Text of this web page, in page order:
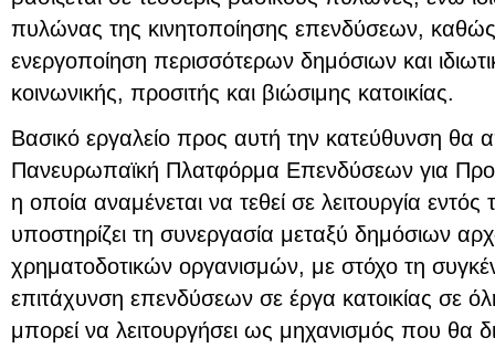
πυλώνας της κινητοποίησης επενδύσεων,
ενεργοποίηση περισσότερων δημόσιων και
κοινωνικής, προσιτής και βιώσιμης κατοικίας.
Βασικό εργαλείο προς αυτή την κατεύθυνση θα
Πανευρωπαϊκή Πλατφόρμα Επενδύσεων για
η οποία αναμένεται να τεθεί σε λειτουργία
υποστηρίζει τη συνεργασία μεταξύ δημόσιων
χρηματοδοτικών οργανισμών, με στόχο τη
επιτάχυνση επενδύσεων σε έργα κατοικίας σε
μπορεί να λειτουργήσει ως μηχανισμός που θα